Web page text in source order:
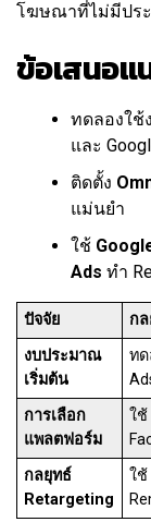
โฆษณาที่ไม่มีปร
ข้อเสนอแ
ทดลองใ
และ
ติดตั้ง
แม่นยำ
ใช้
Ads ทำ
ปัจจัย
ก
งบประมาณ
เริ่มต้น
ทด
การเลือก
แพลตฟอร์ม
ใช้
กลยุทธ์
Retargeting
ใช้